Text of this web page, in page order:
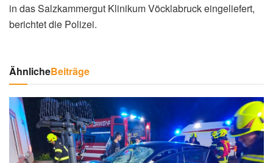
in das Salzkammergut Klinikum Vöcklabruck eingeliefert,
berichtet die Polizei.
ÄhnlicheBeiträge